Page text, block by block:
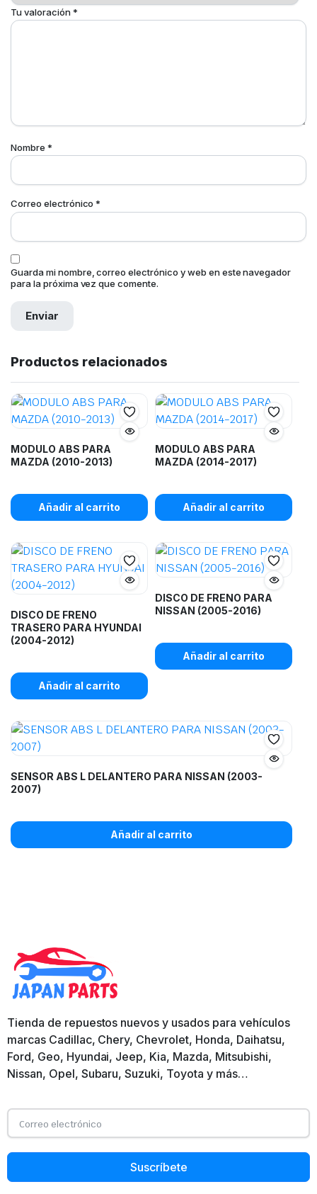
Tu valoración*
Nombre *
Correo electrónico*
Guarda mi nombre, correo electrónico y web en este navegador
para la próxima vez que comente.
Productos relacionados
MODULO ABS PARA
MAZDA (2010-2013)
Añadir al carrito
MODULO ABS PARA
MAZDA (2014-2017)
Añadir al carrito
DISCO DE FRENO
TRASERO PARA HYUNDAI
(2004-2012)
Añadir al carrito
DISCO DE FRENO PARA
NISSAN (2005-2016)
Añadir al carrito
SENSOR ABS L DELANTERO PARA NISSAN (2003-
2007)
Añadir al carrito
Tienda de repuestos nuevos y usados para vehículos
marcas Cadillac, Chery, Chevrolet, Honda, Daihatsu,
Ford, Geo, Hyundai, Jeep, Kia, Mazda, Mitsubishi,
Nissan, Opel, Subaru, Suzuki, Toyota y más…
Suscríbete